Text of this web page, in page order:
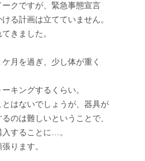
クですが、緊急事態宣言
る計画は立てていません。
きました。
月を過ぎ、少し体が重く
キングするくらい。
はないでしょうが、器具が
のは難しいということで、
することに…。
ります。